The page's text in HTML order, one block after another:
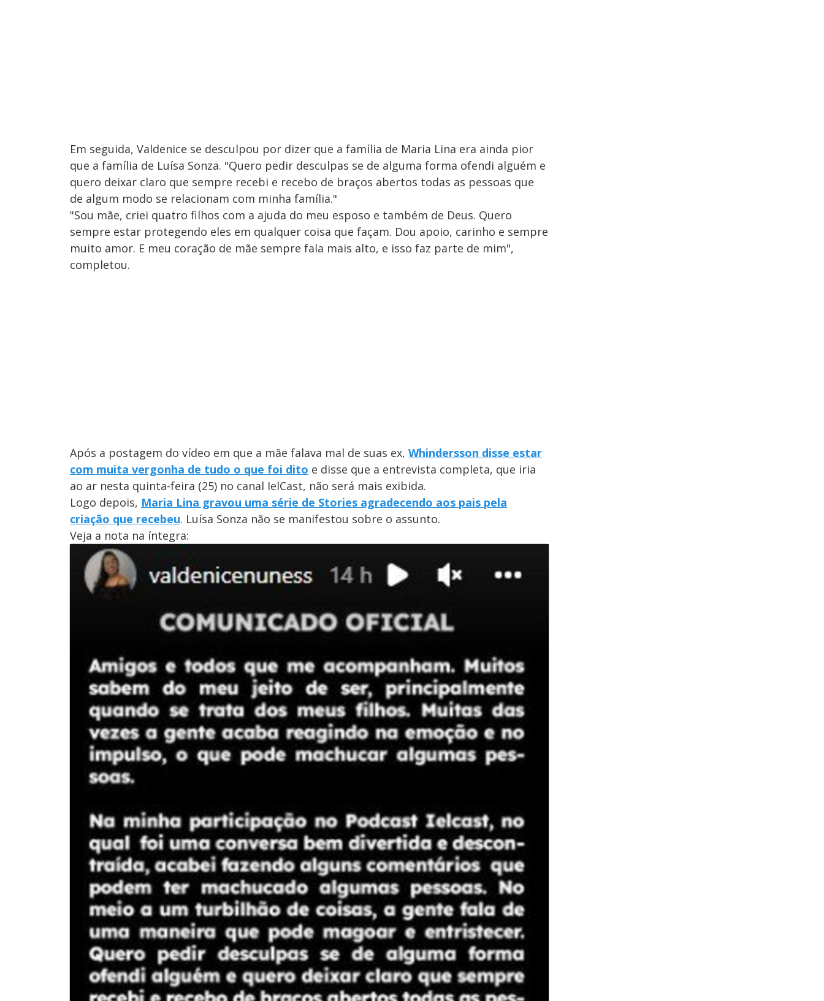
Em seguida, Valdenice se desculpou por dizer que a família de Maria Lina era ainda pior
que a família de Luísa Sonza. "Quero pedir desculpas se de alguma forma ofendi alguém e
quero deixar claro que sempre recebi e recebo de braços abertos todas as pessoas que
de algum modo se relacionam com minha família."
"Sou mãe, criei quatro filhos com a ajuda do meu esposo e também de Deus. Quero
sempre estar protegendo eles em qualquer coisa que façam. Dou apoio, carinho e sempre
muito amor. E meu coração de mãe sempre fala mais alto, e isso faz parte de mim",
completou.
Após a postagem do vídeo em que a mãe falava mal de suas ex, Whindersson disse estar
com muita vergonha de tudo o que foi dito e disse que a entrevista completa, que iria
ao ar nesta quinta-feira (25) no canal IelCast, não será mais exibida.
Logo depois, Maria Lina gravou uma série de Stories agradecendo aos pais pela
criação que recebeu. Luísa Sonza não se manifestou sobre o assunto.
Veja a nota na íntegra: